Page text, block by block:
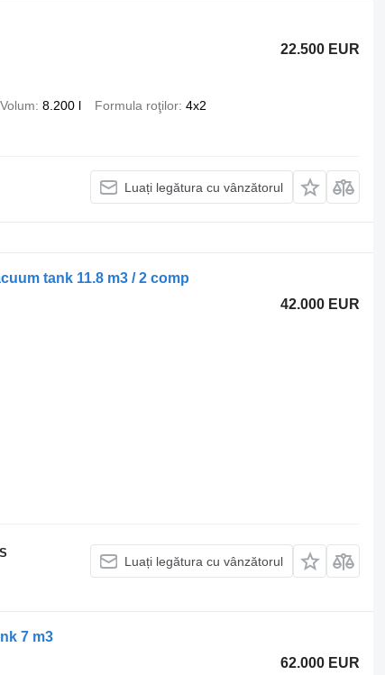
22.500 EUR
Volum 8.200 l Formula roţilor 4x2
Luați legătura cu vânzătorul
tank 11.8 m3 / 2 comp
42.000 EUR
Luați legătura cu vânzătorul
7 m3
62.000 EUR